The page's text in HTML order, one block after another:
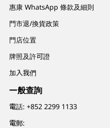
惠康 WhatsApp 條款及細則
門市退/換貨政策
門店位置
牌照及許可證
加入我們
一般查詢
電話:+852 2299 1133
電郵: